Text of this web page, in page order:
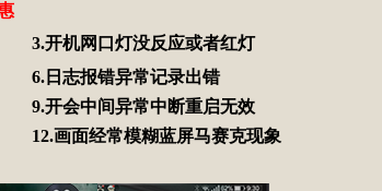
3.开机网口灯没反应或者红灯
6.日志报错异常记录出错
9.开会中间异常中断重启无效
12.画面经常模糊蓝屏马赛克现象